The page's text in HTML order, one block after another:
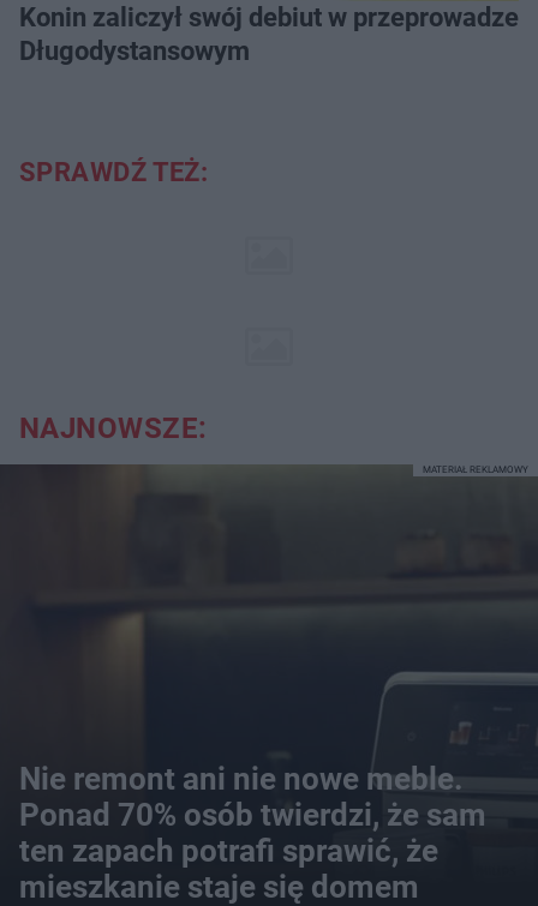
Konin zaliczył swój debiut w przeprowadzeniu Grand Prix Wielkopolski w Pływaniu
Długodystansowym
SPRAWDŹ TEŻ:
NAJNOWSZE:
Nie remont ani nie nowe meble.
Ponad 70% osób twierdzi, że sam
ten zapach potrafi sprawić, że
mieszkanie staje się domem
MATERIAŁ REKLAMOWY